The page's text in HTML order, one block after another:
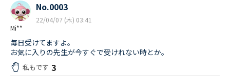
Mi**
No.0003
22/04/07 (木) 03:41
毎日受けてますよ。
お気に入りの先生が今すぐで受けれない時とか。
私もです 3